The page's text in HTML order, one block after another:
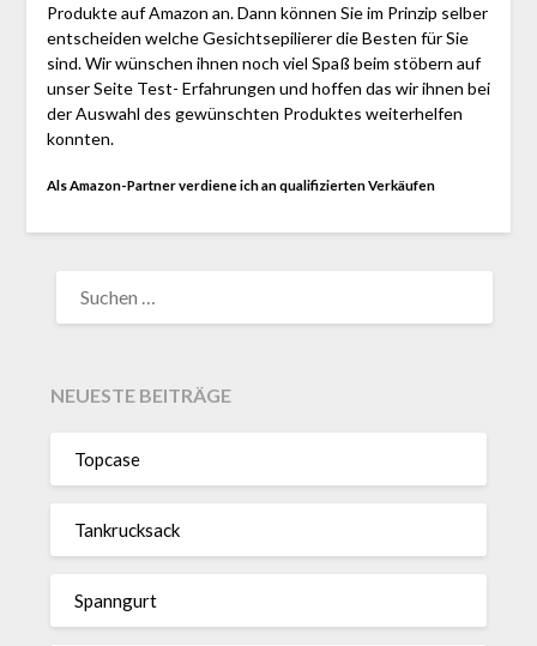
Produkte auf Amazon an. Dann können Sie im Prinzip selber
entscheiden welche Gesichtsepilierer die Besten für Sie
sind. Wir wünschen ihnen noch viel Spaß beim stöbern auf
unser Seite Test- Erfahrungen und hoffen das wir ihnen bei
der Auswahl des gewünschten Produktes weiterhelfen
konnten.
Als Amazon-Partner verdiene ich an qualifizierten Verkäufen
NACH:
NEUESTE BEITRÄGE
Topcase
Tan­kruck­sack
Spann­gurt